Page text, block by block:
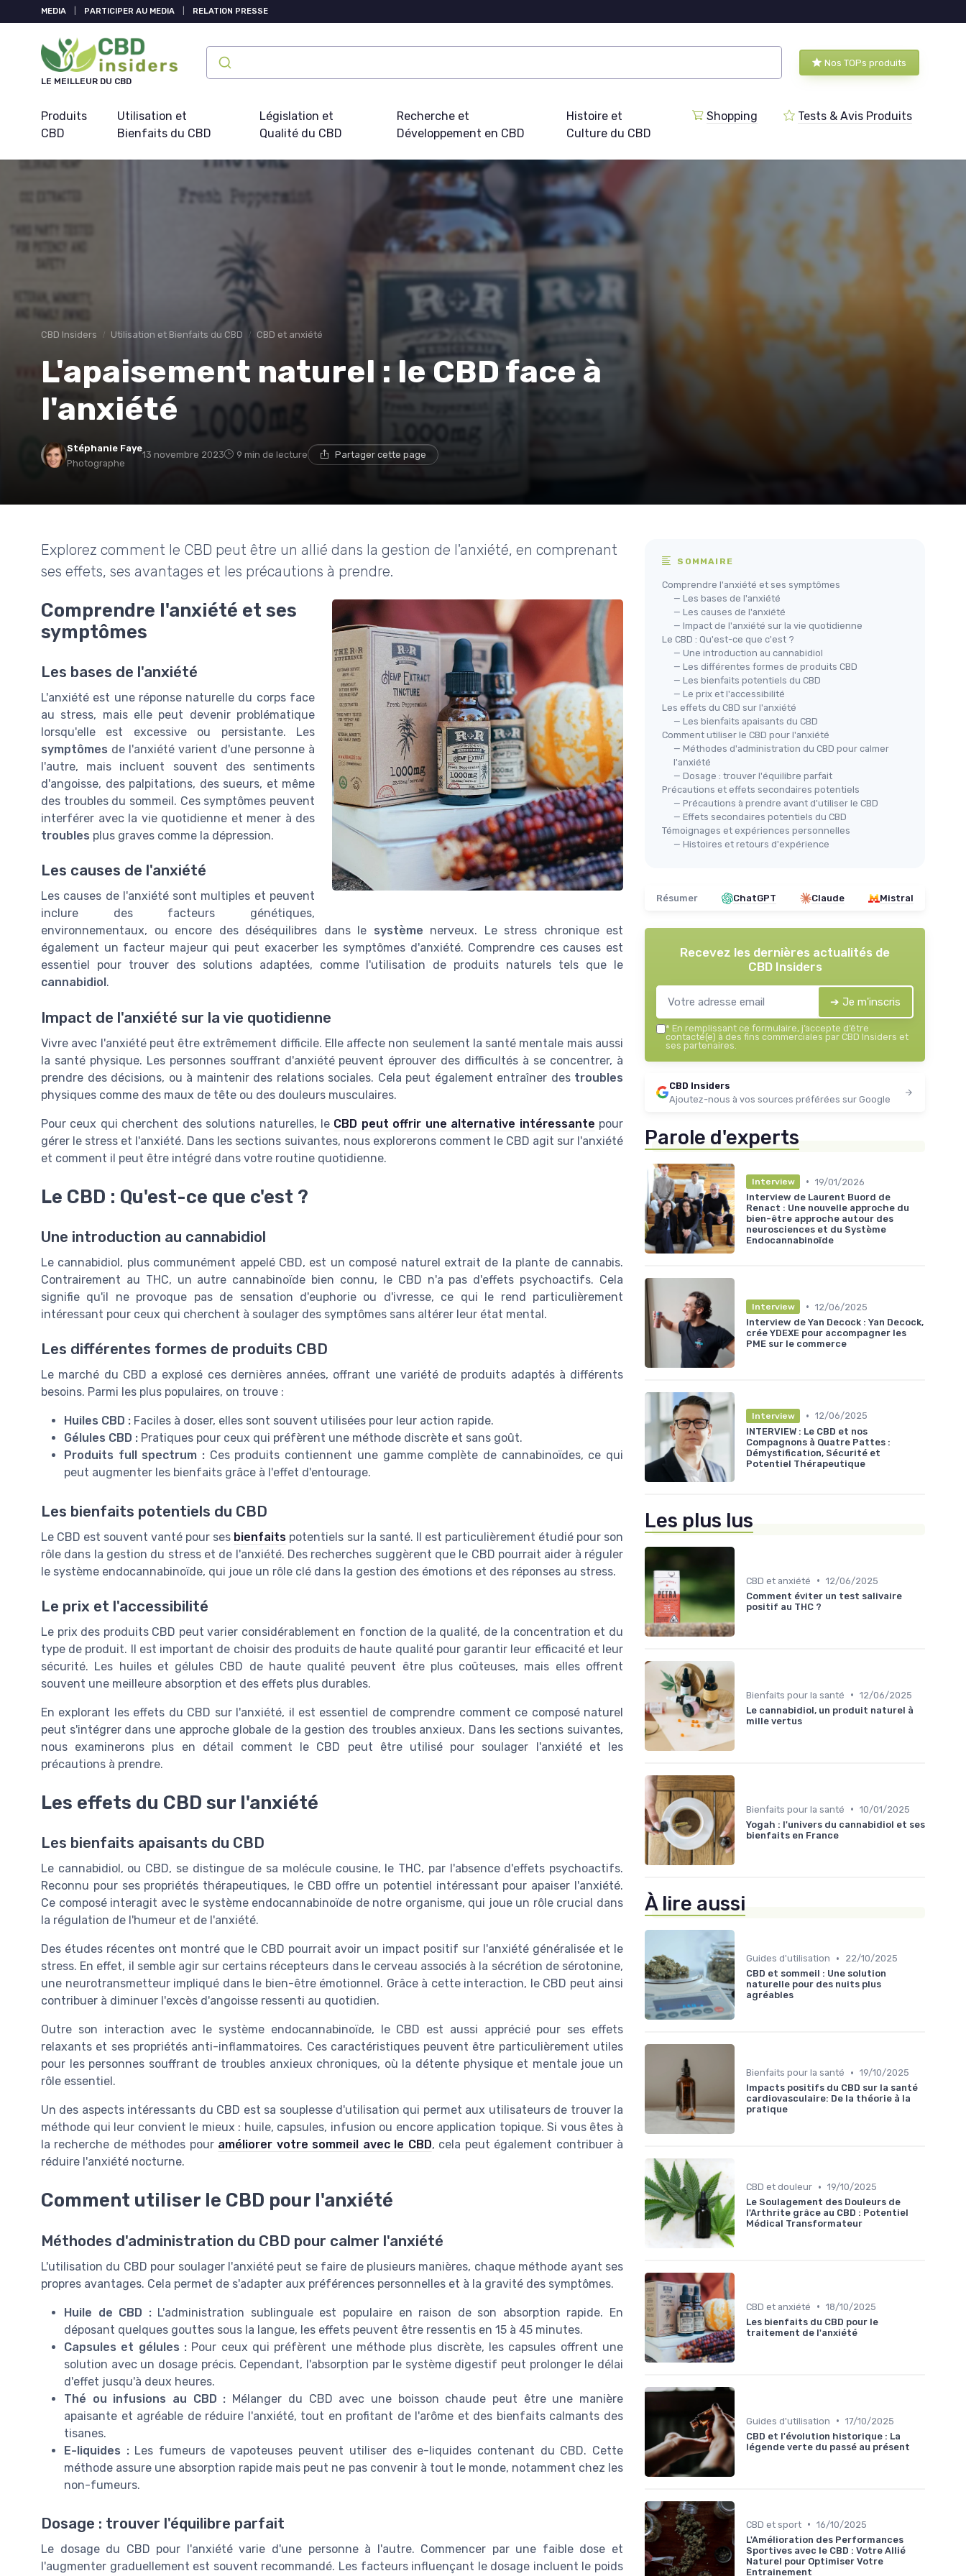
MEDIA PARTICIPER AU MEDIA RELATION PRESSE
LE MEILLEUR DU CBD
Nos TOPs produits
Produits
CBD
Utilisation et
Bienfaits du CBD
Législation et
Qualité du CBD
Recherche et
Développement en CBD
Histoire et
Culture du CBD
Shopping Tests & Avis Produits
CBD Insiders Utilisation et Bienfaits du CBD CBD et anxiété
L'apaisement naturel : le CBD face à
l'anxiété
Stéphanie Faye
Photographe
13 novembre 2023 9 min de lecture Partager cette page
Explorez comment le CBD peut être un allié dans la gestion de l'anxiété, en comprenant
ses effets, ses avantages et les précautions à prendre.
Comprendre l'anxiété et ses
symptômes
Les bases de l'anxiété
L'anxiété est une réponse naturelle du corps face
au stress, mais elle peut devenir problématique
lorsqu'elle est excessive ou persistante. Les
symptômes de l'anxiété varient d'une personne à
l'autre, mais incluent souvent des sentiments
d'angoisse, des palpitations, des sueurs, et même
des troubles du sommeil. Ces symptômes peuvent
interférer avec la vie quotidienne et mener à des
troubles plus graves comme la dépression.
Les causes de l'anxiété
Les causes de l'anxiété sont multiples et peuvent
inclure des facteurs génétiques,
environnementaux, ou encore des déséquilibres dans le système nerveux. Le stress chronique est
également un facteur majeur qui peut exacerber les symptômes d'anxiété. Comprendre ces causes est
essentiel pour trouver des solutions adaptées, comme l'utilisation de produits naturels tels que le
cannabidiol .
Impact de l'anxiété sur la vie quotidienne
Vivre avec l'anxiété peut être extrêmement difficile. Elle affecte non seulement la santé mentale mais aussi
la santé physique. Les personnes souffrant d'anxiété peuvent éprouver des difficultés à se concentrer, à
prendre des décisions, ou à maintenir des relations sociales. Cela peut également entraîner des troubles
physiques comme des maux de tête ou des douleurs musculaires.
Pour ceux qui cherchent des solutions naturelles, le CBD peut offrir une alternative intéressante pour
gérer le stress et l'anxiété. Dans les sections suivantes, nous explorerons comment le CBD agit sur l'anxiété
et comment il peut être intégré dans votre routine quotidienne.
Le CBD : Qu'est-ce que c'est ?
Une introduction au cannabidiol
Le cannabidiol, plus communément appelé CBD, est un composé naturel extrait de la plante de cannabis.
Contrairement au THC, un autre cannabinoïde bien connu, le CBD n'a pas d'effets psychoactifs. Cela
signifie qu'il ne provoque pas de sensation d'euphorie ou d'ivresse, ce qui le rend particulièrement
intéressant pour ceux qui cherchent à soulager des symptômes sans altérer leur état mental.
Les différentes formes de produits CBD
Le marché du CBD a explosé ces dernières années, offrant une variété de produits adaptés à différents
besoins. Parmi les plus populaires, on trouve :
Huiles CBD : Faciles à doser, elles sont souvent utilisées pour leur action rapide.
Gélules CBD : Pratiques pour ceux qui préfèrent une méthode discrète et sans goût.
Produits full spectrum : Ces produits contiennent une gamme complète de cannabinoïdes, ce qui
peut augmenter les bienfaits grâce à l'effet d'entourage.
Les bienfaits potentiels du CBD
Le CBD est souvent vanté pour ses bienfaits potentiels sur la santé. Il est particulièrement étudié pour son
rôle dans la gestion du stress et de l'anxiété. Des recherches suggèrent que le CBD pourrait aider à réguler
le système endocannabinoïde, qui joue un rôle clé dans la gestion des émotions et des réponses au stress.
Le prix et l'accessibilité
Le prix des produits CBD peut varier considérablement en fonction de la qualité, de la concentration et du
type de produit. Il est important de choisir des produits de haute qualité pour garantir leur efficacité et leur
sécurité. Les huiles et gélules CBD de haute qualité peuvent être plus coûteuses, mais elles offrent
souvent une meilleure absorption et des effets plus durables.
En explorant les effets du CBD sur l'anxiété, il est essentiel de comprendre comment ce composé naturel
peut s'intégrer dans une approche globale de la gestion des troubles anxieux. Dans les sections suivantes,
nous examinerons plus en détail comment le CBD peut être utilisé pour soulager l'anxiété et les
précautions à prendre.
Les effets du CBD sur l'anxiété
Les bienfaits apaisants du CBD
Le cannabidiol, ou CBD, se distingue de sa molécule cousine, le THC, par l'absence d'effets psychoactifs.
Reconnu pour ses propriétés thérapeutiques, le CBD offre un potentiel intéressant pour apaiser l'anxiété.
Ce composé interagit avec le système endocannabinoïde de notre organisme, qui joue un rôle crucial dans
la régulation de l'humeur et de l'anxiété.
Des études récentes ont montré que le CBD pourrait avoir un impact positif sur l'anxiété généralisée et le
stress. En effet, il semble agir sur certains récepteurs dans le cerveau associés à la sécrétion de sérotonine,
une neurotransmetteur impliqué dans le bien-être émotionnel. Grâce à cette interaction, le CBD peut ainsi
contribuer à diminuer l'excès d'angoisse ressenti au quotidien.
Outre son interaction avec le système endocannabinoïde, le CBD est aussi apprécié pour ses effets
relaxants et ses propriétés anti-inflammatoires. Ces caractéristiques peuvent être particulièrement utiles
pour les personnes souffrant de troubles anxieux chroniques, où la détente physique et mentale joue un
rôle essentiel.
Un des aspects intéressants du CBD est sa souplesse d'utilisation qui permet aux utilisateurs de trouver la
méthode qui leur convient le mieux : huile, capsules, infusion ou encore application topique. Si vous êtes à
la recherche de méthodes pour améliorer votre sommeil avec le CBD, cela peut également contribuer à
réduire l'anxiété nocturne.
Comment utiliser le CBD pour l'anxiété
Méthodes d'administration du CBD pour calmer l'anxiété
L'utilisation du CBD pour soulager l'anxiété peut se faire de plusieurs manières, chaque méthode ayant ses
propres avantages. Cela permet de s'adapter aux préférences personnelles et à la gravité des symptômes.
Huile de CBD :L'administration sublinguale est populaire en raison de son absorption rapide. En
déposant quelques gouttes sous la langue, les effets peuvent être ressentis en 15 à 45 minutes.
Capsules et gélules : Pour ceux qui préfèrent une méthode plus discrète, les capsules offrent une
solution avec un dosage précis. Cependant, l'absorption par le système digestif peut prolonger le délai
d'effet jusqu'à deux heures.
Thé ou infusions au CBD : Mélanger du CBD avec une boisson chaude peut être une manière
apaisante et agréable de réduire l'anxiété, tout en profitant de l'arôme et des bienfaits calmants des
tisanes.
E-liquides :Les fumeurs de vapoteuses peuvent utiliser des e-liquides contenant du CBD. Cette
méthode assure une absorption rapide mais peut ne pas convenir à tout le monde, notamment chez les
non-fumeurs.
Dosage : trouver l'équilibre parfait
Le dosage du CBD pour l'anxiété varie d'une personne à l'autre. Commencer par une faible dose et
l'augmenter graduellement est souvent recommandé. Les facteurs influençant le dosage incluent le poids
SOMMAIRE
Comprendre l'anxiété et ses symptômes
— Les bases de l'anxiété
— Les causes de l'anxiété
— Impact de l'anxiété sur la vie quotidienne
Le CBD : Qu'est-ce que c'est ?
— Une introduction au cannabidiol
— Les différentes formes de produits CBD
— Les bienfaits potentiels du CBD
— Le prix et l'accessibilité
Les effets du CBD sur l'anxiété
— Les bienfaits apaisants du CBD
Comment utiliser le CBD pour l'anxiété
— Méthodes d'administration du CBD pour calmer
l'anxiété
— Dosage : trouver l'équilibre parfait
Précautions et effets secondaires potentiels
— Précautions à prendre avant d'utiliser le CBD
— Effets secondaires potentiels du CBD
Témoignages et expériences personnelles
— Histoires et retours d'expérience
Résumer ChatGPT Claude Mistral
Recevez les dernières actualités de
CBD Insiders
➔ Je m'inscris
* En remplissant ce formulaire, j’accepte d’être
contacté(e) à des fins commerciales par CBD Insiders et
ses partenaires.
CBD Insiders
Ajoutez-nous à vos sources préférées sur Google
Parole d'experts
Interview • 19/01/2026
Interview de Laurent Buord de
Renact : Une nouvelle approche du
bien-être approche autour des
neurosciences et du Système
Endocannabinoïde
Interview • 12/06/2025
Interview de Yan Decock : Yan Decock,
crée YDEXE pour accompagner les
PME sur le commerce
Interview • 12/06/2025
INTERVIEW : Le CBD et nos
Compagnons à Quatre Pattes :
Démystification, Sécurité et
Potentiel Thérapeutique
Les plus lus
CBD et anxiété • 12/06/2025
Comment éviter un test salivaire
positif au THC ?
Bienfaits pour la santé • 12/06/2025
Le cannabidiol, un produit naturel à
mille vertus
Bienfaits pour la santé • 10/01/2025
Yogah : l'univers du cannabidiol et ses
bienfaits en France
À lire aussi
Guides d'utilisation •
22/10/2025
CBD et sommeil : Une solution
naturelle pour des nuits plus
agréables
Bienfaits pour la santé • 19/10/2025
Impacts positifs du CBD sur la santé
cardiovasculaire: De la théorie à la
pratique
CBD et douleur • 19/10/2025
Le Soulagement des Douleurs de
l'Arthrite grâce au CBD : Potentiel
Médical Transformateur
CBD et anxiété • 18/10/2025
Les bienfaits du CBD pour le
traitement de l'anxiété
Guides d'utilisation • 17/10/2025
CBD et l'évolution historique : La
légende verte du passé au présent
CBD et sport • 16/10/2025
L'Amélioration des Performances
Sportives avec le CBD : Votre Allié
Naturel pour Optimiser Votre
Entrainement
Panneau de gestion des cookies